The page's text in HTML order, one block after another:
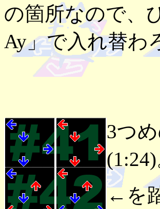
の箇所なので、
Ay」で入れ替わ
3つ
(1:24)
←を